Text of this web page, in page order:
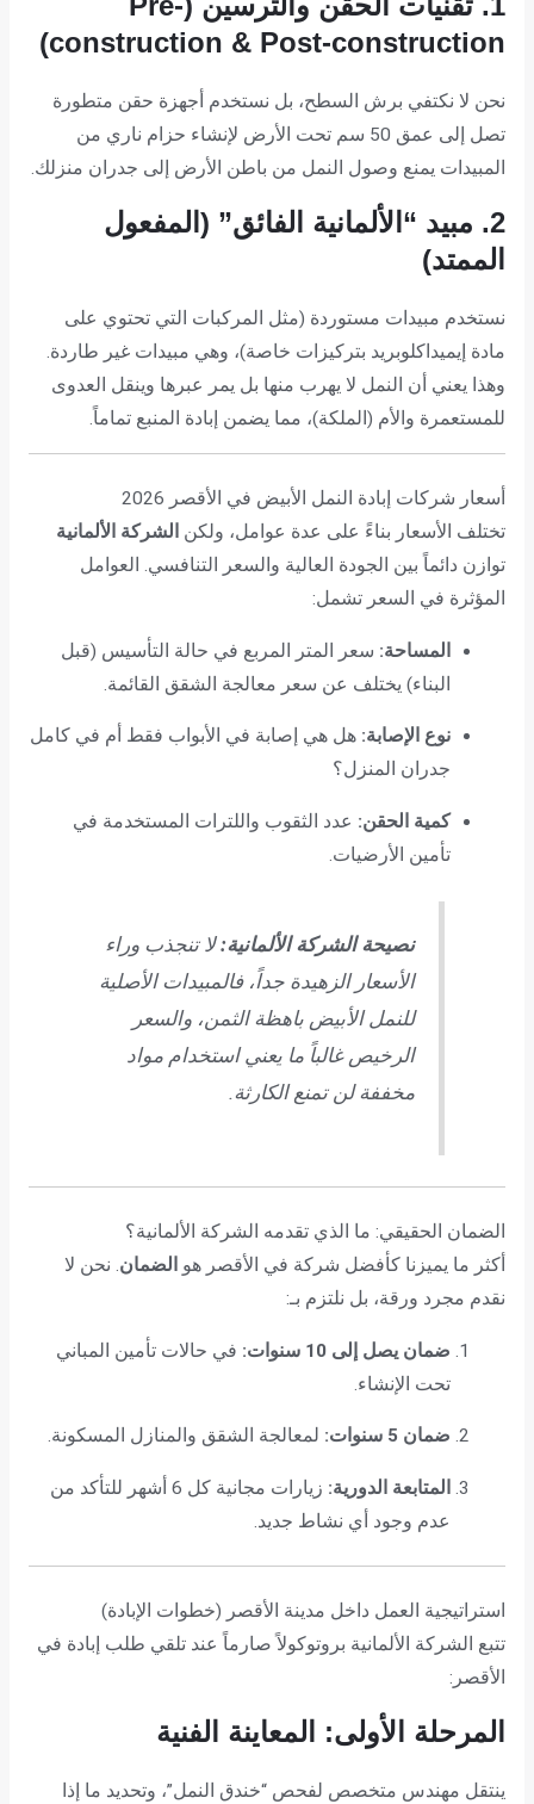
construction & Post-construction)
نحن لا نكتفي برش السطح، بل نستخدم أجهزة حقن متطورة
تصل إلى عمق 50 سم تحت الأرض لإنشاء حزام ناري من
المبيدات يمنع وصول النمل من باطن الأرض إلى جدران منزلك.
2. مبيد “الألمانية الفائق” (المفعول
الممتد)
نستخدم مبيدات مستوردة (مثل المركبات التي تحتوي على
مادة إيميداكلوبريد بتركيزات خاصة)، وهي مبيدات غير طاردة.
وهذا يعني أن النمل لا يهرب منها بل يمر عبرها وينقل العدوى
للمستعمرة والأم (الملكة)، مما يضمن إبادة المنبع تماماً.
أسعار شركات إبادة النمل الأبيض في الأقصر 2026
تختلف الأسعار بناءً على عدة عوامل، ولكن الشركة الألمانية
توازن دائماً بين الجودة العالية والسعر التنافسي. العوامل
المؤثرة في السعر تشمل:
المساحة: سعر المتر المربع في حالة التأسيس (قبل
البناء) يختلف عن سعر معالجة الشقق القائمة.
نوع الإصابة: هل هي إصابة في الأبواب فقط أم في كامل
جدران المنزل؟
كمية الحقن: عدد الثقوب واللترات المستخدمة في
تأمين الأرضيات.
نصيحة الشركة الألمانية:لا تنجذب وراء
الأسعار الزهيدة جداً، فالمبيدات الأصلية
للنمل الأبيض باهظة الثمن، والسعر
الرخيص غالباً ما يعني استخدام مواد
مخففة لن تمنع الكارثة.
الضمان الحقيقي: ما الذي تقدمه الشركة الألمانية؟
أكثر ما يميزنا كأفضل شركة في الأقصر هو الضمان. نحن لا
نقدم مجرد ورقة، بل نلتزم بـ:
ضمان يصل إلى 10 سنوات:
في حالات تأمين المباني
تحت الإنشاء.
ضمان 5 سنوات: لمعالجة الشقق والمنازل المسكونة.
المتابعة الدورية:
زيارات مجانية كل 6 أشهر للتأكد من
عدم وجود أي نشاط جديد.
استراتيجية العمل داخل مدينة الأقصر (خطوات الإبادة)
تتبع الشركة الألمانية بروتوكولاً صارماً عند تلقي طلب إبادة في
الأقصر:
المرحلة الأولى: المعاينة الفنية
ينتقل مهندس متخصص لفحص “خندق النمل”، وتحديد ما إذا